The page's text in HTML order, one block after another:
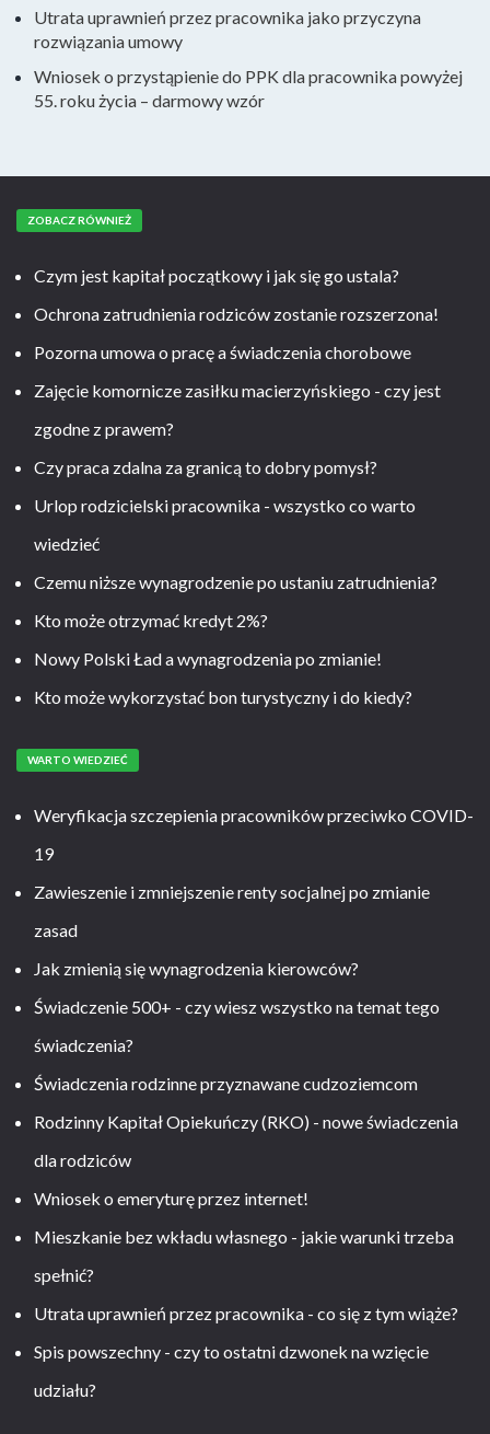
Utrata uprawnień przez pracownika jako przyczyna
rozwiązania umowy
Wniosek o przystąpienie do PPK dla pracownika powyżej
55. roku życia – darmowy wzór
ZOBACZ RÓWNIEŻ
Czym jest kapitał początkowy i jak się go ustala?
Ochrona zatrudnienia rodziców zostanie rozszerzona!
Pozorna umowa o pracę a świadczenia chorobowe
Zajęcie komornicze zasiłku macierzyńskiego - czy jest
zgodne z prawem?
Czy praca zdalna za granicą to dobry pomysł?
Urlop rodzicielski pracownika - wszystko co warto
wiedzieć
Czemu niższe wynagrodzenie po ustaniu zatrudnienia?
Kto może otrzymać kredyt 2%?
Nowy Polski Ład a wynagrodzenia po zmianie!
Kto może wykorzystać bon turystyczny i do kiedy?
WARTO WIEDZIEĆ
Weryfikacja szczepienia pracowników przeciwko COVID-
19
Zawieszenie i zmniejszenie renty socjalnej po zmianie
zasad
Jak zmienią się wynagrodzenia kierowców?
Świadczenie 500+ - czy wiesz wszystko na temat tego
świadczenia?
Świadczenia rodzinne przyznawane cudzoziemcom
Rodzinny Kapitał Opiekuńczy (RKO) - nowe świadczenia
dla rodziców
Wniosek o emeryturę przez internet!
Mieszkanie bez wkładu własnego - jakie warunki trzeba
spełnić?
Utrata uprawnień przez pracownika - co się z tym wiąże?
Spis powszechny - czy to ostatni dzwonek na wzięcie
udziału?